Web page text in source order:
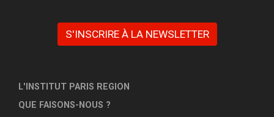
S'INSCRIRE À LA NEWSLETTER
L'INSTITUT PARIS REGION
QUE FAISONS-NOUS ?